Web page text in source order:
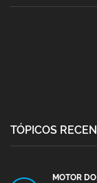
TÓPICOS
MOTOR